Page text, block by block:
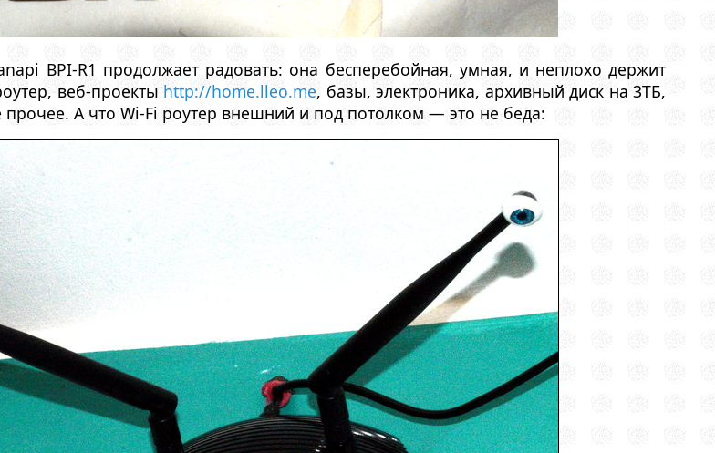
BPI-R1 продолжает радовать: она бесперебойная, умная, и неплохо держит
веб-проекты http://home.lleo.me, базы, электроника, архивный диск на 3ТБ,
прочее. А что Wi-Fi роутер внешний и под потолком — это не беда: